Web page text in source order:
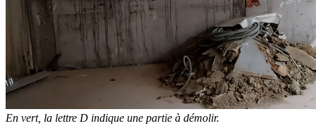
En vert, la lettre D indique une partie à démolir.